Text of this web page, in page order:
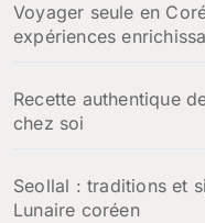
Voyager seule en
expériences
Recette authentique
chez soi
Seollal : traditions et
Lunaire coréen